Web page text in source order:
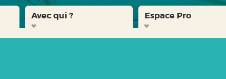
Avec qui ? Espace Pro